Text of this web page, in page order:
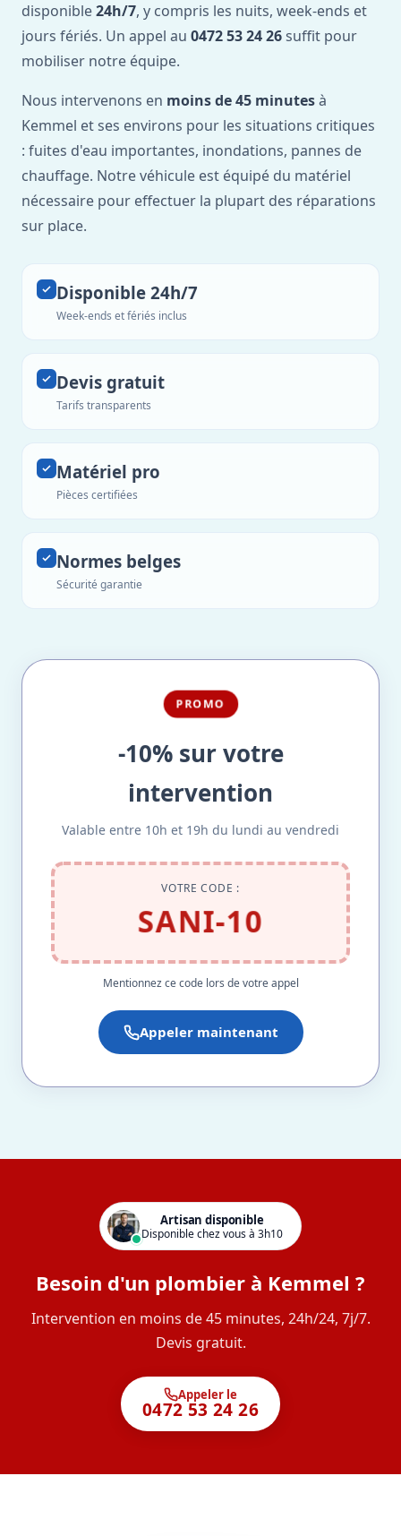
disponible24h/7, y compris les nuits, week-ends et
jours fériés. Un appel au 0472 53 24 26 suffit pour
mobiliser notre équipe.
Nous intervenons en moins de 45 minutesà
Kemmel et ses environs pour les situations critiques
: fuites d'eau importantes, inondations, pannes de
chauffage. Notre véhicule est équipé du matériel
nécessaire pour effectuer la plupart des réparations
sur place.
Disponible 24h/7
Week-ends et fériés inclus
Devis gratuit
Tarifs transparents
Matériel pro
Pièces certifiées
Normes belges
Sécurité garantie
PROMO
-10% sur votre
intervention
Valable entre 10h et 19h du lundi au vendredi
VOTRE CODE :
SANI-10
Mentionnez ce code lors de votre appel
Appeler maintenant
Artisan disponible
Disponible chez vous à 3h10
Besoin d'un plombier à Kemmel ?
Intervention en moins de 45 minutes, 24h/24, 7j/7.
Devis gratuit.
Appeler le
0472 53 24 26